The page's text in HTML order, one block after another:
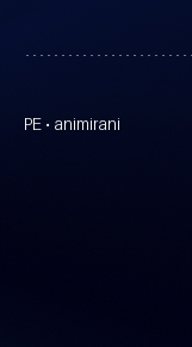
PE • animirani